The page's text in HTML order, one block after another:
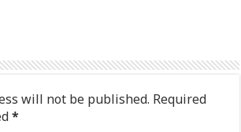
will not be published. Required
*